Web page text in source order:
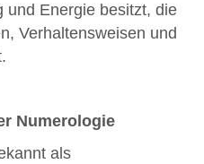
und Energie besitzt, die
Verhaltensweisen und
Numerologie
als